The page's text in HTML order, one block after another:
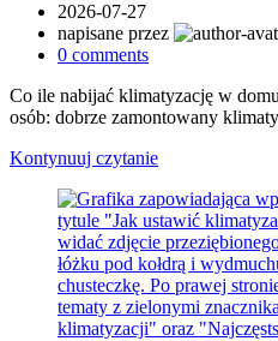
2026-07-27
napisane przez
0 comments
Co ile nabijać klimatyzację w
osób: dobrze zamontowany
Kontynuuj czytanie